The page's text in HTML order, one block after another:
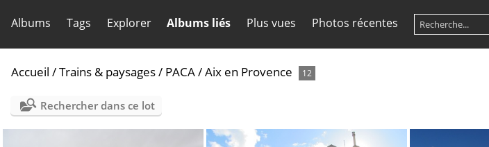
Albums Tags Explorer Albums liés Plus vues Photos récentes
Accueil /Trains & paysages/ PACA/Aix en Provence 12
Rechercher dans ce lot